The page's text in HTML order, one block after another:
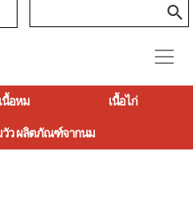
เนื้อหม เนื้อไก่
วัว ผลิตภัณฑ์จากนม